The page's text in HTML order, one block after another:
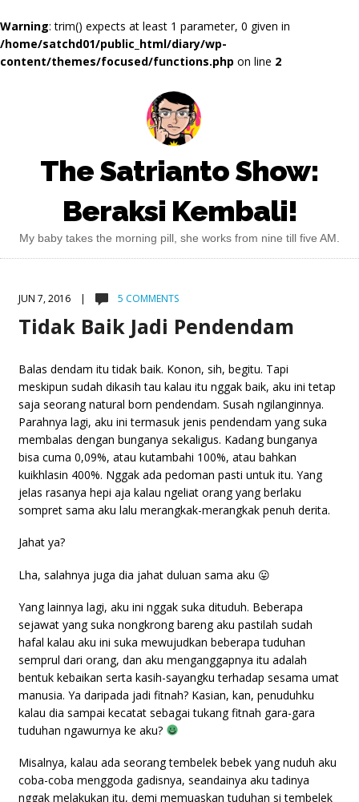
Warning: trim() expects at least 1 parameter, 0 given in
/home/satchd01/public_html/diary/wp-
content/themes/focused/functions.php on line 2
The Satrianto Show:
Beraksi Kembali!
My baby takes the morning pill, she works from nine till five AM.
JUN 7, 2016 | 5 COMMENTS
Tidak Baik Jadi Pendendam
Balas dendam itu tidak baik. Konon, sih, begitu. Tapi
meskipun sudah dikasih tau kalau itu nggak baik, aku ini tetap
saja seorang natural born pendendam. Susah ngilanginnya.
Parahnya lagi, aku ini termasuk jenis pendendam yang suka
membalas dengan bunganya sekaligus. Kadang bunganya
bisa cuma 0,09%, atau kutambahi 100%, atau bahkan
kuikhlasin 400%. Nggak ada pedoman pasti untuk itu. Yang
jelas rasanya hepi aja kalau ngeliat orang yang berlaku
sompret sama aku lalu merangkak-merangkak penuh derita.
Jahat ya?
Lha, salahnya juga dia jahat duluan sama aku 😛
Yang lainnya lagi, aku ini nggak suka dituduh. Beberapa
sejawat yang suka nongkrong bareng aku pastilah sudah
hafal kalau aku ini suka mewujudkan beberapa tuduhan
semprul dari orang, dan aku menganggapnya itu adalah
bentuk kebaikan serta kasih-sayangku terhadap sesama umat
manusia. Ya daripada jadi fitnah? Kasian, kan, penuduhku
kalau dia sampai kecatat sebagai tukang fitnah gara-gara
tuduhan ngawurnya ke aku?
Misalnya, kalau ada seorang tembelek bebek yang nuduh aku
coba-coba menggoda gadisnya, seandainya aku tadinya
nggak melakukan itu, demi memuaskan tuduhan si tembelek